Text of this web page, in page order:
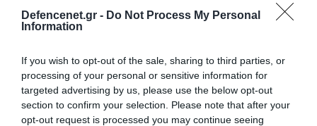
Defencenet.gr - Do Not Process My Personal
Information
If you wish to opt-out of the sale, sharing to third parties, or
processing of your personal or sensitive information for
targeted advertising by us, please use the below opt-out
section to confirm your selection. Please note that after your
opt-out request is processed you may continue seeing
07.08.2026 | 01:02
Ελέγχεται αμοντάριστο βίντεο της σύγκρουσης
των ελικοπτέρων στην Ψάθα – Σενάριο για
τρίτο ελικόπτερο